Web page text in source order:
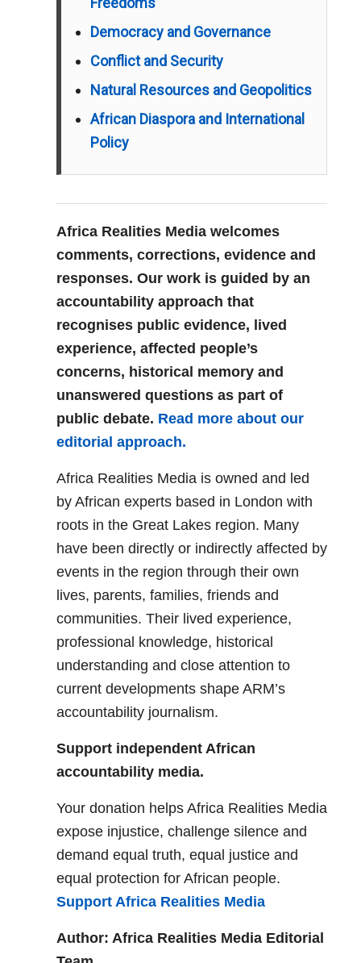
Democracy and Governance
Conflict and Security
Natural Resources and Geopolitics
African Diaspora and International
Policy
Africa Realities Media welcomes
comments, corrections, evidence and
responses. Our work is guided by an
accountability approach that
recognises public evidence, lived
experience, affected people’s
concerns, historical memory and
unanswered questions as part of
public debate. Read more about our
editorial approach.
Africa Realities Media is owned and led
by African experts based in London with
roots in the Great Lakes region. Many
have been directly or indirectly affected by
events in the region through their own
lives, parents, families, friends and
communities. Their lived experience,
professional knowledge, historical
understanding and close attention to
current developments shape ARM’s
accountability journalism.
Support independent African
accountability media.
Your donation helps Africa Realities Media
expose injustice, challenge silence and
demand equal truth, equal justice and
equal protection for African people.
Support Africa Realities Media
Author: Africa Realities Media Editorial